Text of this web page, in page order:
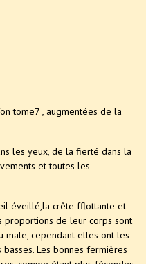
tome7 , augmentées de la
les yeux, de la fierté dans la
et toutes les
éveillé,la crête fflottante et
proportions de leur corps sont
cependant elles ont les
Les bonnes fermières